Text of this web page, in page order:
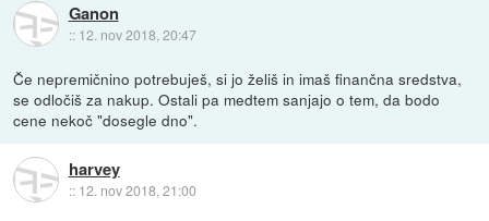
Ganon
:: 12. nov 2018, 20:47
Če nepremičnino potrebuješ, si jo želiš in imaš finančna sredstva,
se odločiš za nakup. Ostali pa medtem sanjajo o tem, da bodo
cene nekoč "dosegle dno".
harvey
:: 12. nov 2018, 21:00